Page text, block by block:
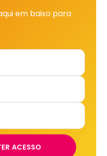
em baixo para
ACESSO